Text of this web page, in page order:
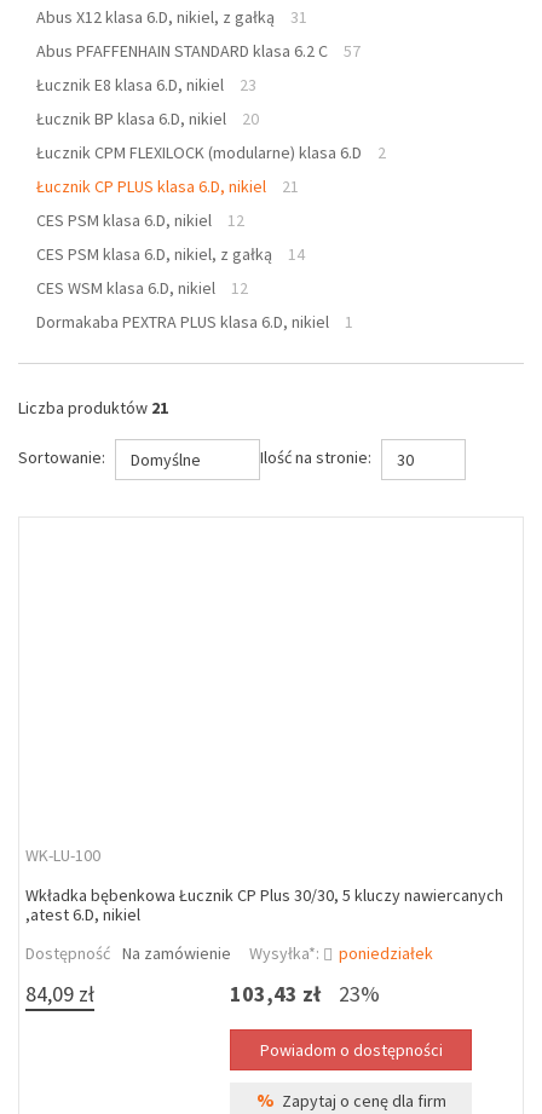
Abus X12 klasa 6.D, nikiel, z gałką
31
Abus PFAFFENHAIN STANDARD klasa 6.2 C
57
Łucznik E8 klasa 6.D, nikiel
23
Łucznik BP klasa 6.D, nikiel
20
Łucznik CPM FLEXILOCK (modularne) klasa 6.D
2
Łucznik CP PLUS klasa 6.D, nikiel
21
CES PSM klasa 6.D, nikiel
12
CES PSM klasa 6.D, nikiel, z gałką
14
CES WSM klasa 6.D, nikiel
12
Dormakaba PEXTRA PLUS klasa 6.D, nikiel
1
Liczba produktów 21
Sortowanie: Domyślne Ilość na stronie: 30
WK-LU-100
Wkładka bębenkowa Łucznik CP Plus 30/30, 5 kluczy nawiercanych
,atest 6.D, nikiel
Dostępność Na zamówienie Wysyłka*: poniedziałek
84,09 zł 103,43 zł 23%
% Zapytaj o cenę dla firm